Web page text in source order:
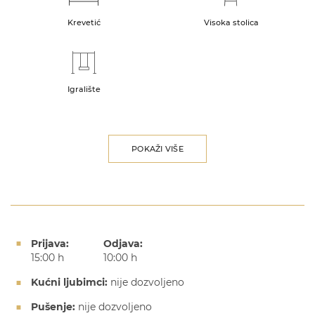
Krevetić Visoka stolica
Igralište
POKAŽI VIŠE
Prijava:
15:00 h
Odjava:
10:00 h
Kućni ljubimci: nije dozvoljeno
Pušenje: nije dozvoljeno